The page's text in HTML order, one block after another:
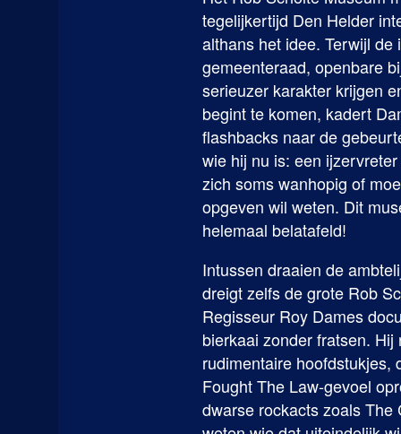
tegelijkertijd Den Helder
althans het idee. Terwijl
gemeenteraad, openbare
serieuzer karakter krijgen
begint te komen, kadert
flashbacks naar de
wie hij nu is: een
zich soms wanhopig of
opgeven wil weten. Dit
helemaal belatafeld!
Intussen draaien de
dreigt zelfs de grote Rob
Regisseur Roy Dames
bierkaai zonder fratsen.
rudimentaire hoofdstukjes,
Fought The Law-gevoel
dwarse rockacts zoals The